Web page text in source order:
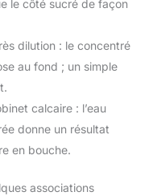
le côté sucré de façon
dilution : le concentré
au fond ; un simple
calcaire : l’eau
donne un résultat
en bouche.
associations